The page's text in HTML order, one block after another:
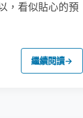
，看似貼心的預
繼續閱讀→